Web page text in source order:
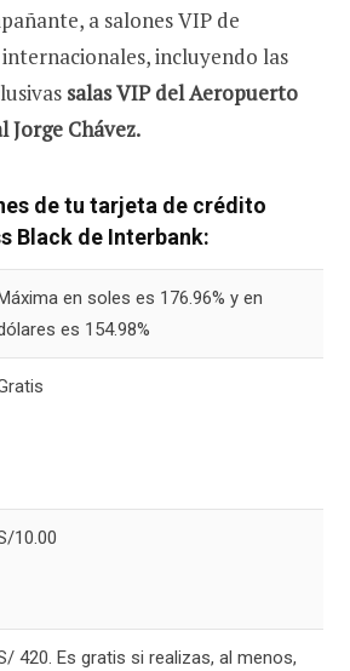
a salones VIP de
incluyendo las
salas VIP del Aeropuerto
Chávez.
de tu tarjeta de crédito
Black de Interbank:
en soles es 176.96% y en
es 154.98%
10.00
420. Es gratis si realizas, al menos,